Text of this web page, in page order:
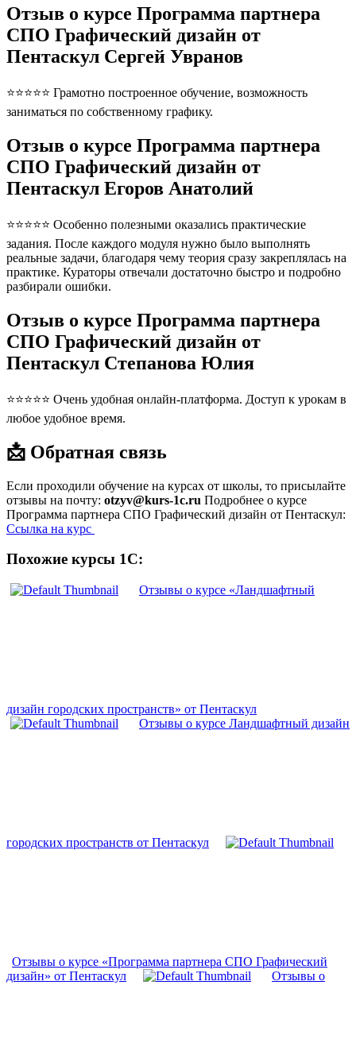
Отзыв о курсе Программа партнера
СПО Графический дизайн от
Пентаскул Сергей Увранов
⭐⭐⭐⭐⭐ Грамотно построенное обучение, возможность
заниматься по собственному графику.
Отзыв о курсе Программа партнера
СПО Графический дизайн от
Пентаскул Егоров Анатолий
⭐⭐⭐⭐⭐ Особенно полезными оказались практические
задания. После каждого модуля нужно было выполнять
реальные задачи, благодаря чему теория сразу закреплялась на
практике. Кураторы отвечали достаточно быстро и подробно
разбирали ошибки.
Отзыв о курсе Программа партнера
СПО Графический дизайн от
Пентаскул Степанова Юлия
⭐⭐⭐⭐⭐ Очень удобная онлайн-платформа. Доступ к урокам в
любое удобное время.
📩 Обратная связь
Если проходили обучение на курсах от школы, то присылайте
отзывы на почту: otzyv@kurs-1c.ru Подробнее о курсе
Программа партнера СПО Графический дизайн от Пентаскул:
Ссылка на курс
Похожие курсы 1С:
Отзывы о курсе «Ландшафтный
дизайн городских пространств» от Пентаскул
Отзывы о курсе Ландшафтный дизайн
городских пространств от Пентаскул
Отзывы о курсе «Программа партнера СПО Графический
дизайн» от Пентаскул
Отзывы о